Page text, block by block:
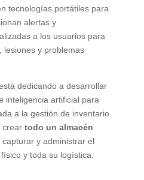
tecnologías portátiles para
alertas y
a los usuarios para
lesiones y problemas
dedicando a desarrollar
inteligencia artificial para
a la gestión de inventario.
crear todo un almacén
y administrar el
y toda su logística.